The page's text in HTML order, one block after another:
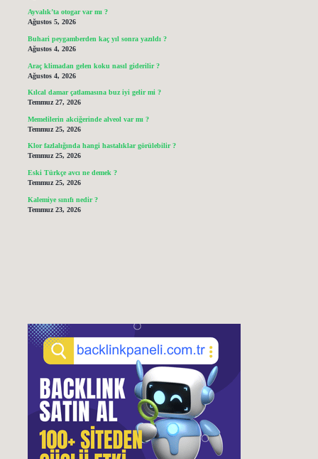
Ayvalık’ta otogar var mı ?
Ağustos 5, 2026
Buhari peygamberden kaç yıl sonra yazıldı ?
Ağustos 4, 2026
Araç klimadan gelen koku nasıl giderilir ?
Ağustos 4, 2026
Kılcal damar çatlamasına buz iyi gelir mi ?
Temmuz 27, 2026
Memelilerin akciğerinde alveol var mı ?
Temmuz 25, 2026
Klor fazlalığında hangi hastalıklar görülebilir ?
Temmuz 25, 2026
Eski Türkçe avcı ne demek ?
Temmuz 25, 2026
Kalemiye sınıfı nedir ?
Temmuz 23, 2026